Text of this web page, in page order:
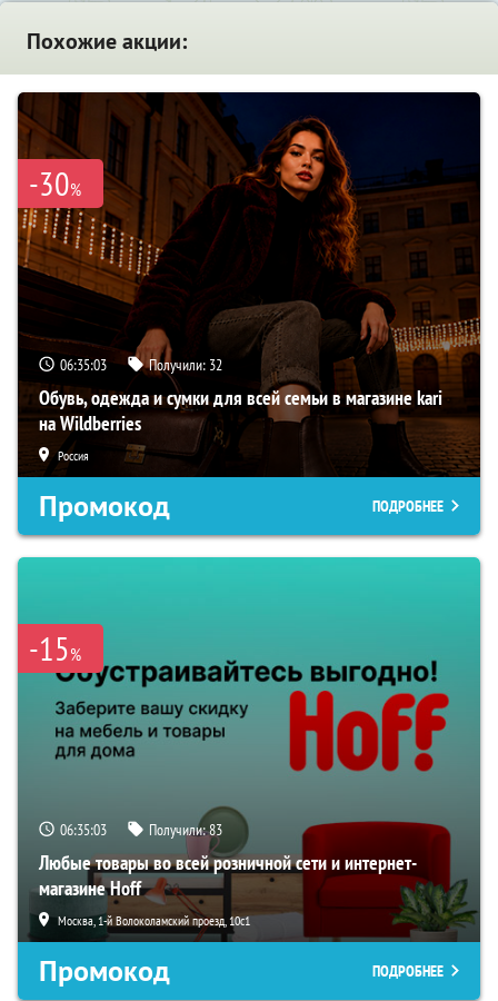
Похожие акции:
-30%
06:35:02 Получили: 32
Обувь, одежда и сумки для всей семьи в магазине kari
на Wildberries
Россия
Промокод ПОДРОБНЕЕ
-15%
06:35:02 Получили:83
Любые товары во всей розничной сети и интернет-
магазине Hoff
Москва, 1-й Волоколамский проезд, 10с1
Промокод ПОДРОБНЕЕ